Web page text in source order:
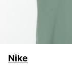
Nike